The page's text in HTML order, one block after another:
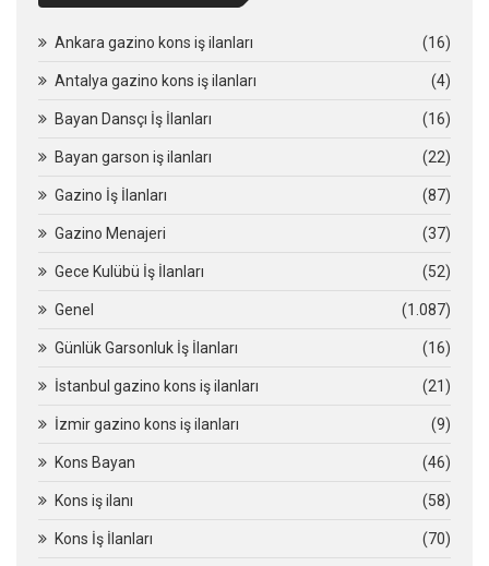
Ankara gazino kons iş ilanları (16)
Antalya gazino kons iş ilanları (4)
Bayan Dansçı İş İlanları (16)
Bayan garson iş ilanları (22)
Gazino İş İlanları (87)
Gazino Menajeri (37)
Gece Kulübü İş İlanları (52)
Genel (1.087)
Günlük Garsonluk İş İlanları (16)
İstanbul gazino kons iş ilanları (21)
İzmir gazino kons iş ilanları (9)
Kons Bayan (46)
Kons iş ilanı (58)
Kons İş İlanları (70)